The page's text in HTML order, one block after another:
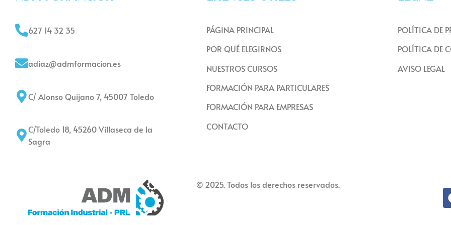
627 14 32 35
adiaz@admformacion.es
C/ Alonso Quijano 7, 45007 Toledo
C/Toledo 18, 45260 Villaseca de la
Sagra
PÁGINA PRINCIPAL
POR QUÉ ELEGIRNOS
NUESTROS CURSOS
FORMACIÓN PARA PARTICULARES
FORMACIÓN PARA EMPRESAS
CONTACTO
POLÍTICA DE
POLÍTICA DE
AVISO LEGAL
© 2025. Todos los derechos reservados.